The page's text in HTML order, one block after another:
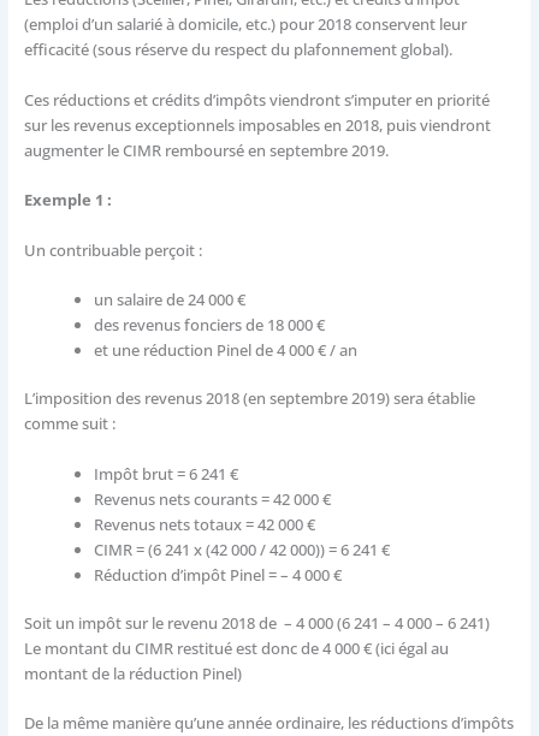
(emploi d’un salarié à domicile, etc.) pour 2018 conservent leur
efficacité (sous réserve du respect du plafonnement global).
Ces réductions et crédits d’impôts viendront s’imputer en priorité
sur les revenus exceptionnels imposables en 2018, puis viendront
augmenter le CIMR remboursé en septembre 2019.
Exemple 1 :
Un contribuable perçoit :
un salaire de 24 000 €
des revenus fonciers de 18 000 €
et une réduction Pinel de 4 000 € / an
L’imposition des revenus 2018 (en septembre 2019) sera établie
comme suit :
Impôt brut = 6 241 €
Revenus nets courants = 42 000 €
Revenus nets totaux = 42 000 €
CIMR = (6 241 x (42 000 / 42 000)) = 6 241 €
Réduction d’impôt Pinel = – 4 000 €
Soit un impôt sur le revenu 2018 de – 4 000 (6 241 – 4 000 – 6 241)
Le montant du CIMR restitué est donc de 4 000 € (ici égal au
montant de la réduction Pinel)
De la même manière qu’une année ordinaire, les réductions d’impôts